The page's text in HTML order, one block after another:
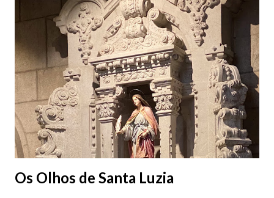
(2019.10.25) Feira Semanal em Viana do Castelo (2019.10.25)
Feira Semanal em Viana do Castelo (2019.10.25) Feira Semanal
em Viana do Castelo (2019.10.25) Feira Semanal em Viana do
Castelo (2019.10.25) Feira Semanal em Viana do Castelo
(2019.10.25)
Os Olhos de Santa Luzia